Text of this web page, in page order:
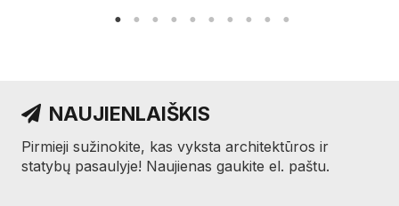
NAUJIENLAIŠKIS
Pirmieji sužinokite, kas vyksta architektūros ir
statybų pasaulyje! Naujienas gaukite el. paštu.